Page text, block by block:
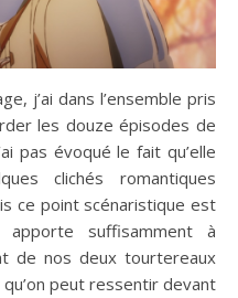
j’ai dans l’ensemble pris
les douze épisodes de
pas évoqué le fait qu’elle
clichés romantiques
ce point scénaristique est
suffisamment à
de nos deux tourtereaux
peut ressentir devant